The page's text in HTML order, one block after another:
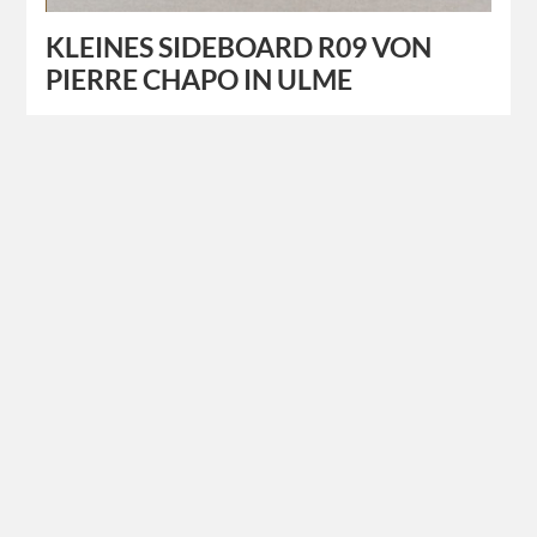
KLEINES SIDEBOARD R09 VON
PIERRE CHAPO IN ULME